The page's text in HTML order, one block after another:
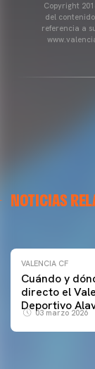
Copyright
del
referencia a
NOTICIAS
VALENCIA CF
Cuándo y
directo el
Deportivo
03 marzo 2026